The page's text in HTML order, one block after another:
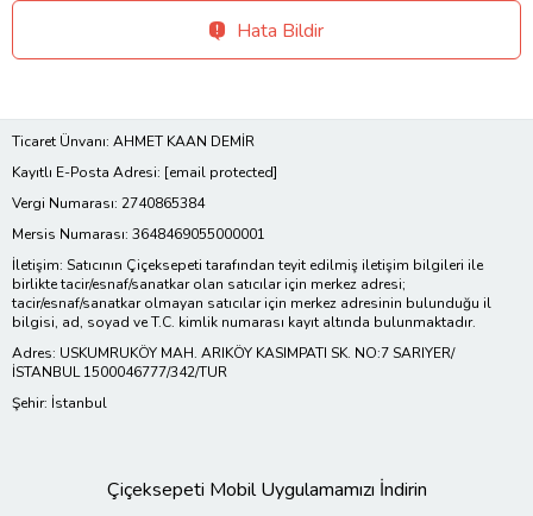
Hata Bildir
Ticaret Ünvanı: AHMET KAAN DEMİR
Kayıtlı E-Posta Adresi: [email protected]
Vergi Numarası: 2740865384
Mersis Numarası: 3648469055000001
İletişim: Satıcının Çiçeksepeti tarafından teyit edilmiş iletişim bilgileri ile
birlikte tacir/esnaf/sanatkar olan satıcılar için merkez adresi;
tacir/esnaf/sanatkar olmayan satıcılar için merkez adresinin bulunduğu il
bilgisi, ad, soyad ve T.C. kimlik numarası kayıt altında bulunmaktadır.
Adres: USKUMRUKÖY MAH. ARIKÖY KASIMPATI SK. NO:7 SARIYER/
İSTANBUL 1500046777/342/TUR
Şehir: İstanbul
Çiçeksepeti Mobil Uygulamamızı İndirin